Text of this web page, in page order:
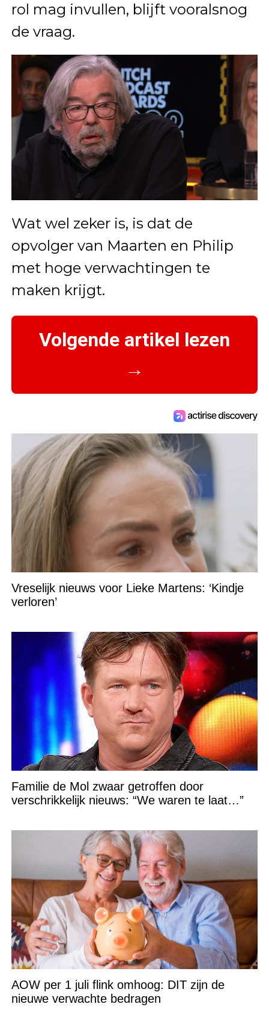
rol mag invullen, blijft vooralsnog
de vraag.
Wat wel zeker is, is dat de
opvolger van Maarten en Philip
met hoge verwachtingen te
maken krijgt.
Volgende artikel lezen
→
Vreselijk nieuws voor Lieke Martens: ‘Kindje
verloren’
Familie de Mol zwaar getroffen door
verschrikkelijk nieuws: “We waren te laat…”
AOW per 1 juli flink omhoog: DIT zijn de
nieuwe verwachte bedragen